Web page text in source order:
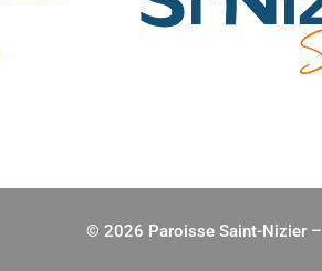
© 2026 Paroisse Saint-Nizier –